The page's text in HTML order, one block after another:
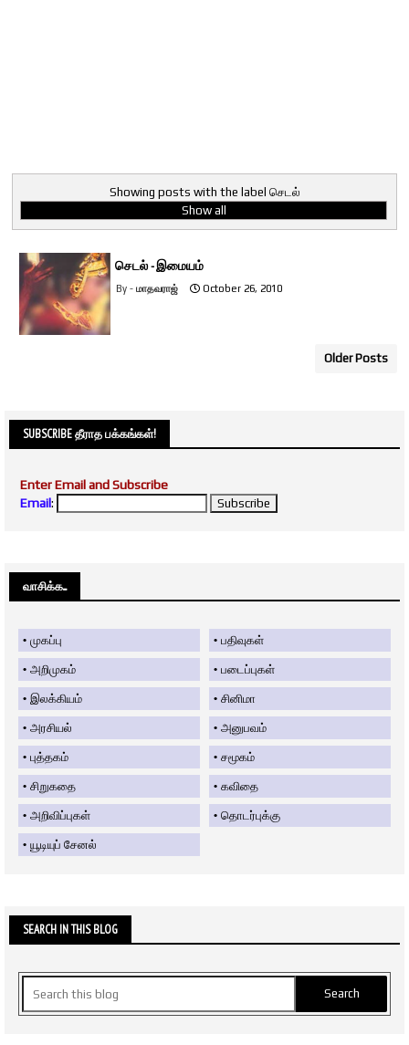
Showing posts with the label செடல்
Show all
செடல் - இமையம்
மாதவராஜ் October 26, 2010
Older Posts
SUBSCRIBE தீராத பக்கங்கள்!
Enter Email and Subscribe
Email:
வாசிக்க....
முகப்பு பதிவுகள்
அறிமுகம் படைப்புகள்
இலக்கியம் சினிமா
அரசியல் அனுபவம்
புத்தகம் சமூகம்
சிறுகதை கவிதை
அறிவிப்புகள் தொடர்புக்கு
யூடியுப் சேனல்
SEARCH IN THIS BLOG